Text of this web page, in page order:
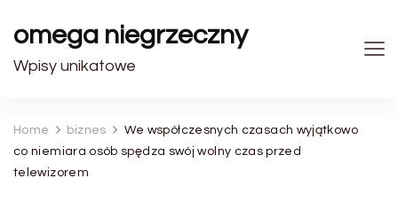
omega niegrzeczny
Wpisy unikatowe
Home biznes
We współczesnych czasach wyjątkowo
co niemiara osób spędza swój wolny czas przed
telewizorem